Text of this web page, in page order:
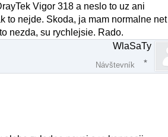
Vigor 318 a neslo to uz ani
to nejde. Skoda, ja mam normalne net
nezda, su rychlejsie. Rado.
WlaSaTy
Návštevník